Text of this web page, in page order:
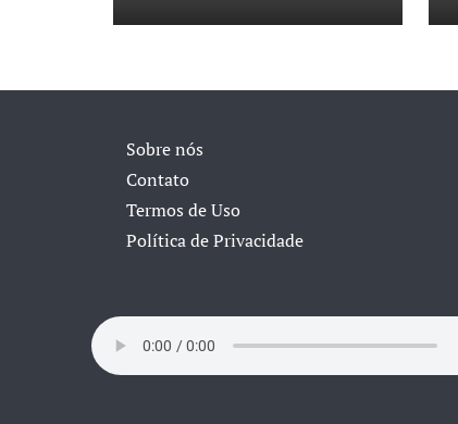
Sobre nós
Contato
Termos de Uso
Política de Privacidade